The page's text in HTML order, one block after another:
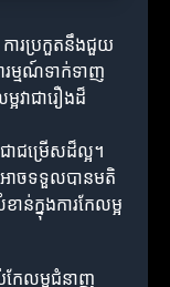
ការប្រកួតនឹងជួយ
ារម្មណ៍ទាក់ទាញ
វាជារឿងដ៏
ាជម្រើសដ៏ល្អ។
អាចទទួលបានមតិ
ន់ក្នុងការកែលម្អ
កែលម្អជំនាញ